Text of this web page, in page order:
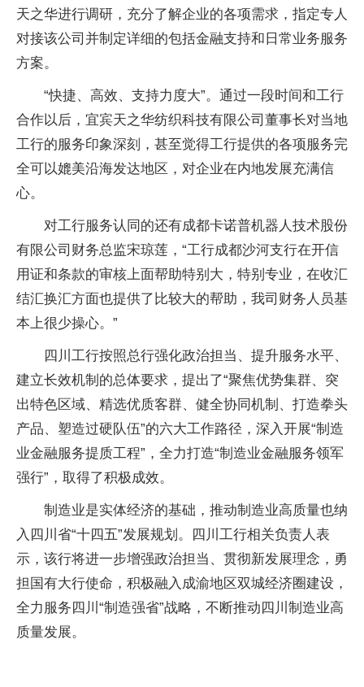
天之华进行调研，充分了解企业的各项需求，指定专人
对接该公司并制定详细的包括金融支持和日常业务服务
方案。
“快捷、高效、支持力度大”。通过一段时间和工行
合作以后，宜宾天之华纺织科技有限公司董事长对当地
工行的服务印象深刻，甚至觉得工行提供的各项服务完
全可以媲美沿海发达地区，对企业在内地发展充满信
心。
对工行服务认同的还有成都卡诺普机器人技术股份
有限公司财务总监宋琼莲，“工行成都沙河支行在开信
用证和条款的审核上面帮助特别大，特别专业，在收汇
结汇换汇方面也提供了比较大的帮助，我司财务人员基
本上很少操心。”
四川工行按照总行强化政治担当、提升服务水平、
建立长效机制的总体要求，提出了“聚焦优势集群、突
出特色区域、精选优质客群、健全协同机制、打造拳头
产品、塑造过硬队伍”的六大工作路径，深入开展“制造
业金融服务提质工程”，全力打造“制造业金融服务领军
强行”，取得了积极成效。
制造业是实体经济的基础，推动制造业高质量也纳
入四川省“十四五”发展规划。四川工行相关负责人表
示，该行将进一步增强政治担当、贯彻新发展理念，勇
担国有大行使命，积极融入成渝地区双城经济圈建设，
全力服务四川“制造强省”战略，不断推动四川制造业高
质量发展。